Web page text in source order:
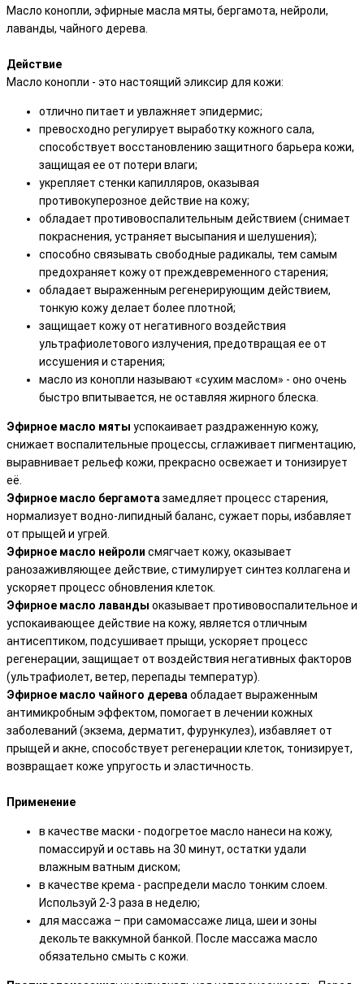
Масло конопли, эфирные масла мяты, бергамота, нейроли,
лаванды, чайного дерева.
Действие
Масло конопли - это настоящий эликсир для кожи:
отлично питает и увлажняет эпидермис;
превосходно регулирует выработку кожного сала,
способствует восстановлению защитного барьера кожи,
защищая ее от потери влаги;
укрепляет стенки капилляров, оказывая
противокуперозное действие на кожу;
обладает противовоспалительным действием (снимает
покраснения, устраняет высыпания и шелушения);
способно связывать свободные радикалы, тем самым
предохраняет кожу от преждевременного старения;
обладает выраженным регенерирующим действием,
тонкую кожу делает более плотной;
защищает кожу от негативного воздействия
ультрафиолетового излучения, предотвращая ее от
иссушения и старения;
масло из конопли называют «сухим маслом» - оно очень
быстро впитывается, не оставляя жирного блеска.
Эфирное масло мяты успокаивает раздраженную кожу,
снижает воспалительные процессы, сглаживает пигментацию,
выравнивает рельеф кожи, прекрасно освежает и тонизирует
её.
Эфирное масло бергамота замедляет процесс старения,
нормализует водно-липидный баланс, сужает поры, избавляет
от прыщей и угрей.
Эфирное масло нейроли смягчает кожу, оказывает
ранозаживляющее действие, стимулирует синтез коллагена и
ускоряет процесс обновления клеток.
Эфирное масло лаванды оказывает противовоспалительное и
успокаивающее действие на кожу, является отличным
антисептиком, подсушивает прыщи, ускоряет процесс
регенерации, защищает от воздействия негативных факторов
(ультрафиолет, ветер, перепады температур).
Эфирное масло чайного дерева обладает выраженным
антимикробным эффектом, помогает в лечении кожных
заболеваний (экзема, дерматит, фурункулез), избавляет от
прыщей и акне, способствует регенерации клеток, тонизирует,
возвращает коже упругость и эластичность.
Применение
в качестве маски - подогретое масло нанеси на кожу,
помассируй и оставь на 30 минут, остатки удали
влажным ватным диском;
в качестве крема - распредели масло тонким слоем.
Используй 2-3 раза в неделю;
для массажа – при самомассаже лица, шеи и зоны
декольте ваккумной банкой. После массажа масло
обязательно смыть с кожи.